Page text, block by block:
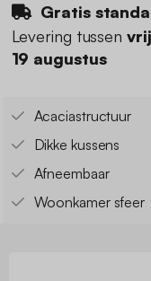
Gratis
Levering tussen
19 augustus
Acaciastructuur
Dikke kussens
Afneembaar
Woonkamer sfeer